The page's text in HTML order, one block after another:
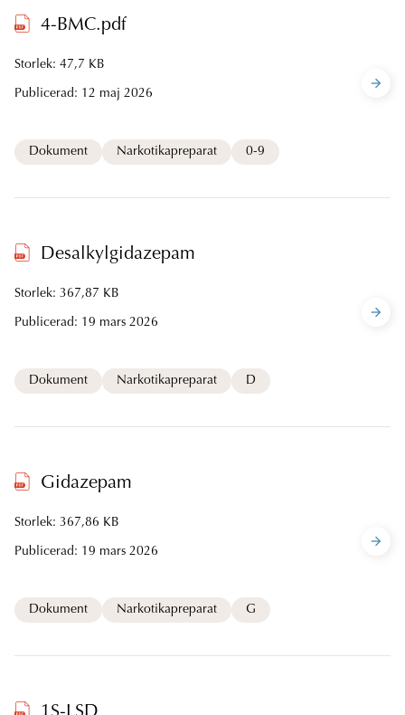
4-BMC.pdf
Storlek: 47,7 KB
Publicerad: 12 maj 2026
Dokument Narkotikapreparat 0-9
Desalkylgidazepam
Storlek: 367,87 KB
Publicerad: 19 mars 2026
Dokument Narkotikapreparat D
Gidazepam
Storlek: 367,86 KB
Publicerad: 19 mars 2026
Dokument Narkotikapreparat G